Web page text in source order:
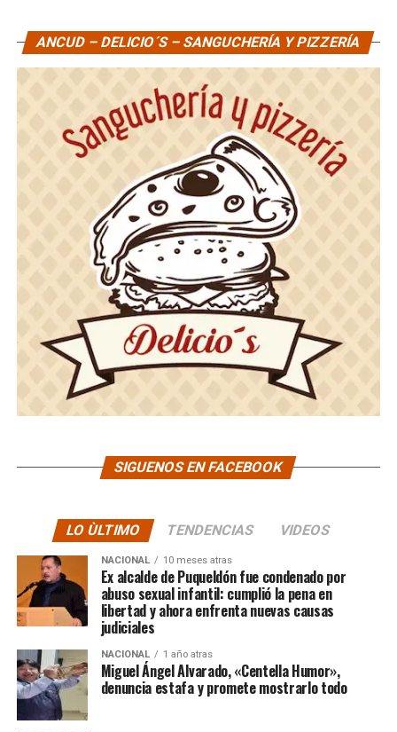
ANCUD – DELICIO´S – SANGUCHERÍA Y PIZZERÍA
SIGUENOS EN FACEBOOK
LO ÙLTIMO TENDENCIAS VIDEOS
NACIONAL 10 meses atras
Ex alcalde de Puqueldón fue condenado por
abuso sexual infantil: cumplió la pena en
libertad y ahora enfrenta nuevas causas
judiciales
NACIONAL 1 año atras
Miguel Ángel Alvarado, «Centella Humor»,
denuncia estafa y promete mostrarlo todo